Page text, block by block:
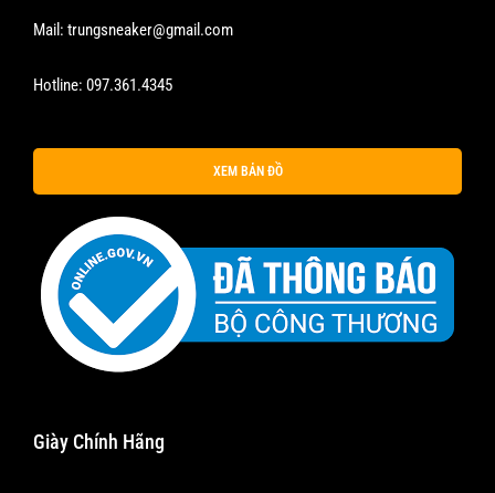
Mail: trungsneaker@gmail.com
Hotline: 097.361.4345
XEM BẢN ĐỒ
Giày Chính Hãng